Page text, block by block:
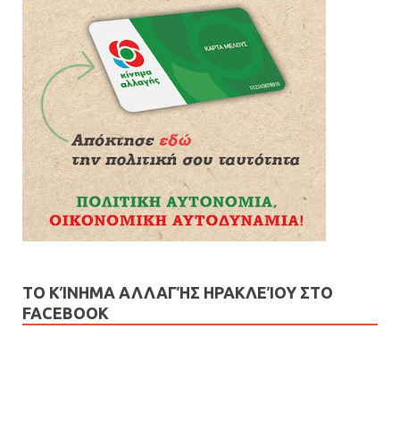
ΤΟ ΚΊΝΗΜΑ ΑΛΛΑΓΉΣ ΗΡΑΚΛΕΊΟΥ ΣΤΟ
FACEBOOK